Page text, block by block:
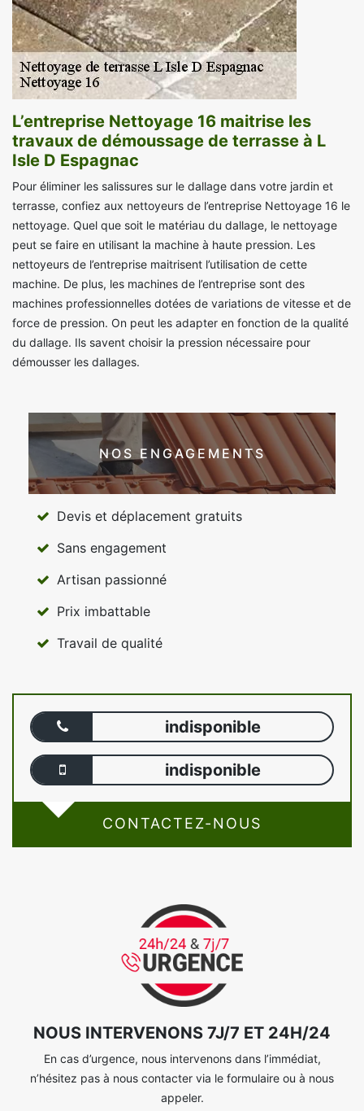
L’entreprise Nettoyage 16 maitrise les
travaux de démoussage de terrasse à L
Isle D Espagnac
Pour éliminer les salissures sur le dallage dans votre jardin et
terrasse, confiez aux nettoyeurs de l’entreprise Nettoyage 16 le
nettoyage. Quel que soit le matériau du dallage, le nettoyage
peut se faire en utilisant la machine à haute pression. Les
nettoyeurs de l’entreprise maitrisent l’utilisation de cette
machine. De plus, les machines de l’entreprise sont des
machines professionnelles dotées de variations de vitesse et de
force de pression. On peut les adapter en fonction de la qualité
du dallage. Ils savent choisir la pression nécessaire pour
démousser les dallages.
NOS ENGAGEMENTS
Devis et déplacement gratuits
Sans engagement
Artisan passionné
Prix imbattable
Travail de qualité
indisponible
indisponible
CONTACTEZ-NOUS
NOUS INTERVENONS 7J/7 ET 24H/24
En cas d’urgence, nous intervenons dans l’immédiat,
n’hésitez pas à nous contacter via le formulaire ou à nous
appeler.